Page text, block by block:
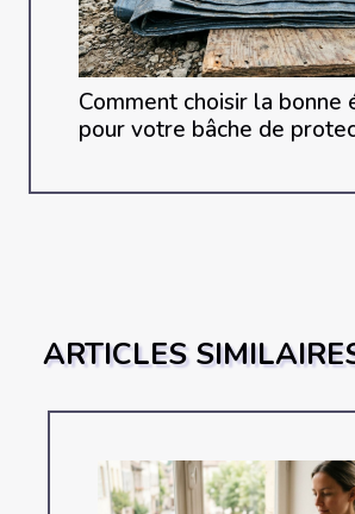
Comment choisir la bonne
pour votre bâche de
ARTICLES